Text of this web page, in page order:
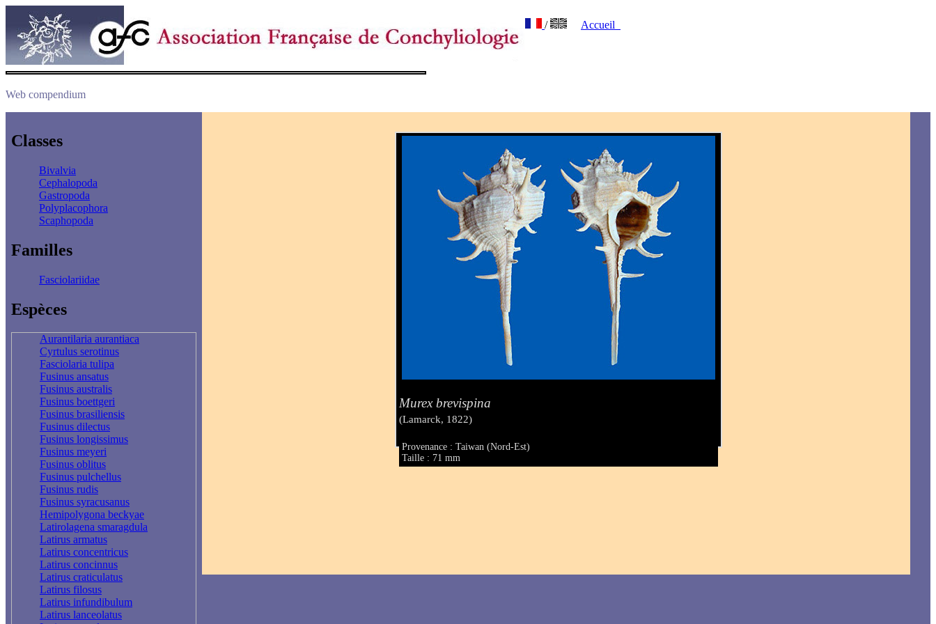
/ Accueil
Web compendium
Classes
Bivalvia
Cephalopoda
Gastropoda
Polyplacophora
Scaphopoda
Familles
Fasciolariidae
Espèces
Aurantilaria aurantiaca
Cyrtulus serotinus
Fasciolaria tulipa
Fusinus ansatus
Fusinus australis
Fusinus boettgeri
Fusinus brasiliensis
Fusinus dilectus
Fusinus longissimus
Fusinus meyeri
Fusinus oblitus
Fusinus pulchellus
Fusinus rudis
Fusinus syracusanus
Hemipolygona beckyae
Latirolagena smaragdula
Latirus armatus
Latirus concentricus
Latirus concinnus
Latirus craticulatus
Latirus filosus
Latirus infundibulum
Latirus lanceolatus
Murex brevispina
(Lamarck, 1822)
Provenance : Taiwan (Nord-Est)
Taille : 71 mm